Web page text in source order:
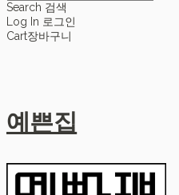
Search 검색
Log In 로그인
Cart장바구니
예쁜집